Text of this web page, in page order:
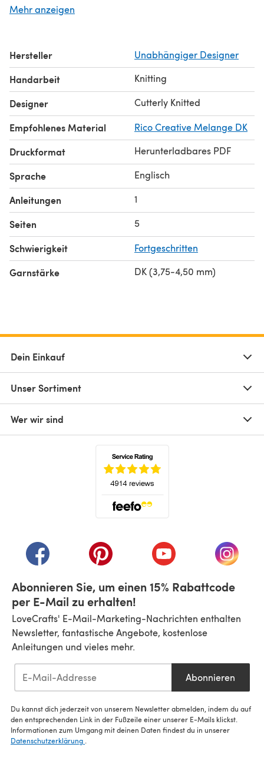
reproduced, copied or used commercially.
Mehr anzeigen
Hersteller Unabhängiger Designer
Handarbeit Knitting
Designer Cutterly Knitted
Empfohlenes Material Rico Creative Melange DK
Druckformat Herunterladbares PDF
Sprache Englisch
Anleitungen 1
Seiten 5
Schwierigkeit Fortgeschritten
Garnstärke DK (3,75-4,50 mm)
Dein Einkauf
Unser Sortiment
Wer wir sind
(öffnet sich in einem neuen Tab)
(öffnet sich in einem neuen Tab)
(öffnet sich in einem
(öffnet
Abonnieren Sie, um einen 15% Rabattcode
per E-Mail zu erhalten!
LoveCrafts' E-Mail-Marketing-Nachrichten enthalten
Newsletter, fantastische Angebote, kostenlose
Anleitungen und vieles mehr.
Abonnieren
Du kannst dich jederzeit von unserem Newsletter abmelden, indem du auf
den entsprechenden Link in der Fußzeile einer unserer E-Mails klickst.
Informationen zum Umgang mit deinen Daten findest du in unserer
Datenschutzerklärung